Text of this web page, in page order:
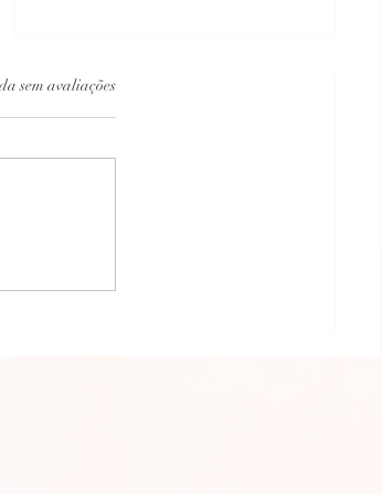
5 estrelas.
sem avaliações